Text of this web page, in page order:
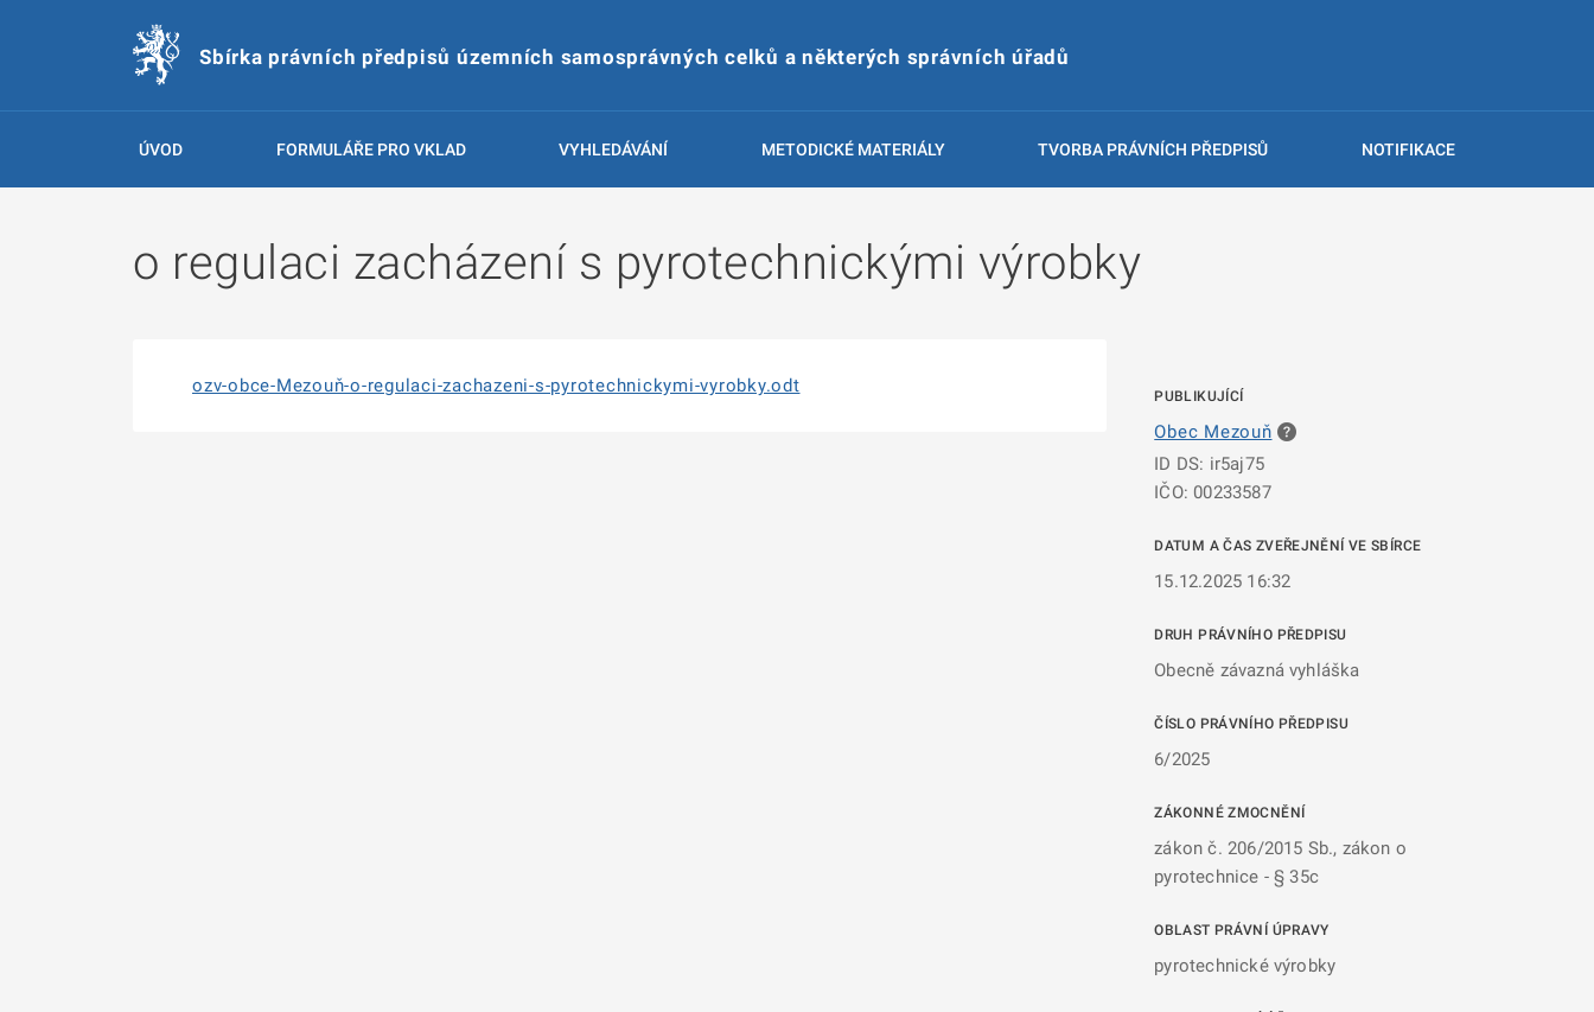
Sbírka právních předpisů územních samosprávných celků a některých správních úřadů
ÚVOD FORMULÁŘE PRO VKLAD VYHLEDÁVÁNÍ METODICKÉ MATERIÁLY TVORBA PRÁVNÍCH PŘEDPISŮ NOTIFIKACE
o regulaci zacházení s pyrotechnickými výrobky
PUBLIKUJÍCÍ
Obec Mezouň
ID DS: ir5aj75
IČO: 00233587
DATUM A ČAS ZVEŘEJNĚNÍ VE SBÍRCE
15.12.2025 16:32
DRUH PRÁVNÍHO PŘEDPISU
Obecně závazná vyhláška
ČÍSLO PRÁVNÍHO PŘEDPISU
6/2025
ZÁKONNÉ ZMOCNĚNÍ
zákon č. 206/2015 Sb., zákon o
pyrotechnice - § 35c
OBLAST PRÁVNÍ ÚPRAVY
pyrotechnické výrobky
ozv-obce-Mezouň-o-regulaci-zachazeni-s-pyrotechnickymi-vyrobky.odt